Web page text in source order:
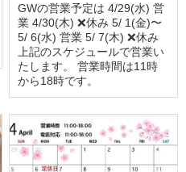
GWの営業予定は 4/29(水) 営
業 4/30(木) ❌休み 5/ 1(金)〜
5/ 6(水) 営業 5/ 7(木) ❌休み
上記のスケジュールで営業い
たします。 営業時間は11時
から18時です。